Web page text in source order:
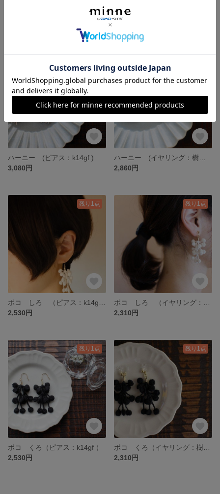
フワリ ちゃ (ピアス：k14gf )
ハーニー (ピアス：k14gf )
3,080円
2,860円
残り1点
2,530円
残り1点
2,310円
残り1点
ポコ くろ（ピアス：k14gf ）
2,530円
残り1点
2,310円